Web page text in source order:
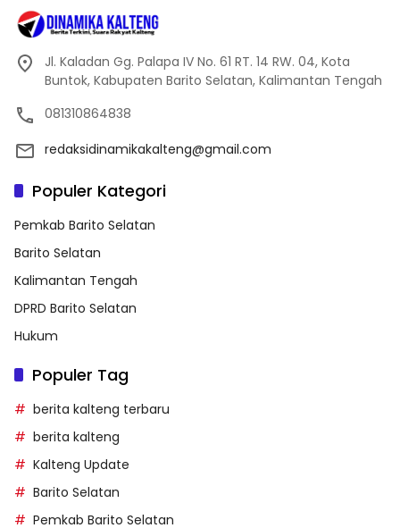
Jl. Kaladan Gg. Palapa IV No. 61 RT. 14 RW. 04, Kota
Buntok, Kabupaten Barito Selatan, Kalimantan Tengah
081310864838
redaksidinamikakalteng@gmail.com
Populer Kategori
Pemkab Barito Selatan
Barito Selatan
Kalimantan Tengah
DPRD Barito Selatan
Hukum
Populer Tag
berita kalteng terbaru
berita kalteng
Kalteng Update
Barito Selatan
Pemkab Barito Selatan